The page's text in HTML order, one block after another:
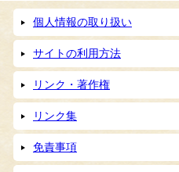
個人情報の取り扱い
サイトの利用方法
リンク・著作権
リンク集
免責事項